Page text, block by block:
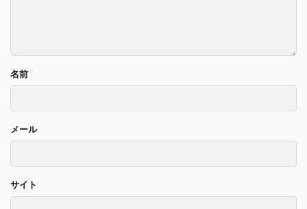
名前
メール
サイト